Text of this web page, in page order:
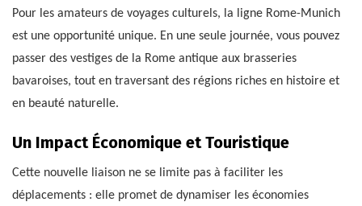
Pour les amateurs de voyages culturels, la ligne Rome-Munich
est une opportunité unique. En une seule journée, vous pouvez
passer des vestiges de la Rome antique aux brasseries
bavaroises, tout en traversant des régions riches en histoire et
en beauté naturelle.
Un Impact Économique et Touristique
Cette nouvelle liaison ne se limite pas à faciliter les
déplacements : elle promet de dynamiser les économies